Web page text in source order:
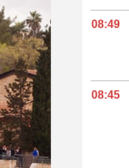
08:49
08:45